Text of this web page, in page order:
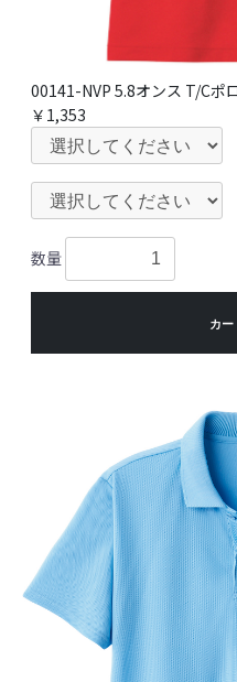
00141-NVP 5.8オンス T/Cポ
￥1,353
数量
カー